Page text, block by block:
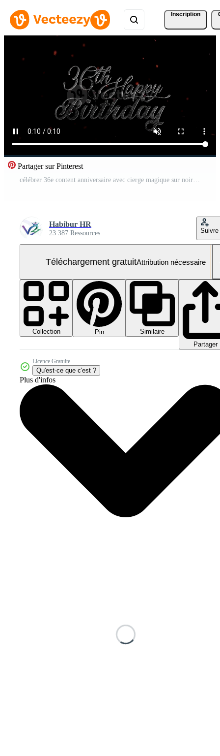
Inscription
Partager sur Pinterest
célébrer 36e content anniversaire avec cierge magique sur noir Contexte avec rouge braise en volant autour Vidéo Gratuite
Habibur HR
23 387 Ressources Suivre
Téléchargement gratuitAttribution nécessaire
Collection Pin
Similaire
Partager
Licence Gratuite
Qu'est-ce que c'est ?
Plus d'infos